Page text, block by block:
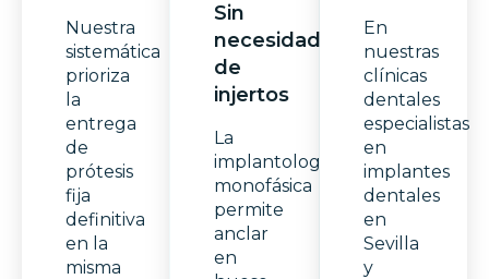
Nuestra
sistemática
prioriza
la
entrega
de
prótesis
fija
definitiva
en la
misma
Sin
necesidad
de
injertos
La
implantología
monofásica
permite
anclar
en
En
nuestras
clínicas
dentales
especialistas
en
implantes
dentales
en
Sevilla
y